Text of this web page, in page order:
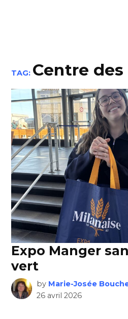
TAG: Centre
Expo Manger
vert
by Marie-Josée
26 avril 2026